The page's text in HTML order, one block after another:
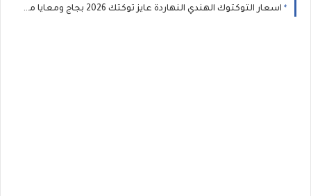
اسعار التوكتوك الهندي النهاردة عايز توكتك 2026 بجاج ومعايا مقدمه 50.000 جنيه عايز اعرف التكتك بكام وهيبقا بكام قسط وكل شهر ادفع كام من مشروعي